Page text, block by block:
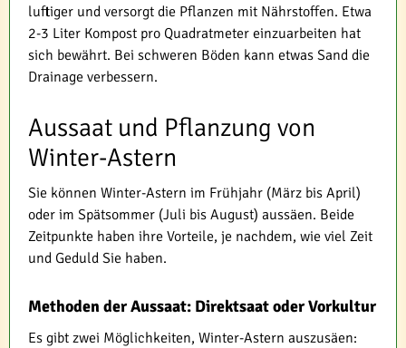
luftiger und versorgt die Pflanzen mit Nährstoffen. Etwa
2-3 Liter Kompost pro Quadratmeter einzuarbeiten hat
sich bewährt. Bei schweren Böden kann etwas Sand die
Drainage verbessern.
Aussaat und Pflanzung von
Winter-Astern
Sie können Winter-Astern im Frühjahr (März bis April)
oder im Spätsommer (Juli bis August) aussäen. Beide
Zeitpunkte haben ihre Vorteile, je nachdem, wie viel Zeit
und Geduld Sie haben.
Methoden der Aussaat: Direktsaat oder Vorkultur
Es gibt zwei Möglichkeiten, Winter-Astern auszusäen: